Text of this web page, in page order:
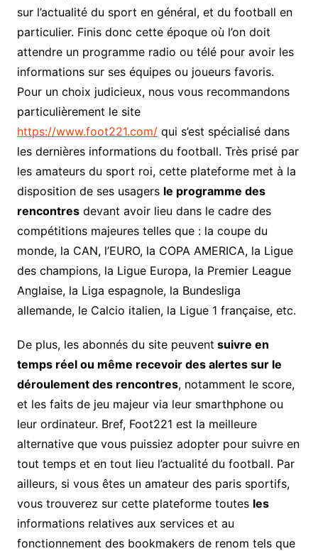
sur l’actualité du sport en général, et du football en
particulier. Finis donc cette époque où l’on doit
attendre un programme radio ou télé pour avoir les
informations sur ses équipes ou joueurs favoris.
Pour un choix judicieux, nous vous recommandons
particulièrement le site
https://www.foot221.com/qui s’est spécialisé dans
les dernières informations du football. Très prisé par
les amateurs du sport roi, cette plateforme met à la
disposition de ses usagers le programme des
rencontresdevant avoir lieu dans le cadre des
compétitions majeures telles que : la coupe du
monde, la CAN, l’EURO, la COPA AMERICA, la Ligue
des champions, la Ligue Europa, la Premier League
Anglaise, la Liga espagnole, la Bundesliga
allemande, le Calcio italien, la Ligue 1 française, etc.
De plus, les abonnés du site peuvent suivre en
temps réel ou même recevoir des alertes sur le
déroulement des rencontres, notamment le score,
et les faits de jeu majeur via leur smarthphone ou
leur ordinateur. Bref, Foot221 est la meilleure
alternative que vous puissiez adopter pour suivre en
tout temps et en tout lieu l’actualité du football. Par
ailleurs, si vous êtes un amateur des paris sportifs,
vous trouverez sur cette plateforme toutes les
informations relatives aux services et au
fonctionnement des bookmakers de renom tels que